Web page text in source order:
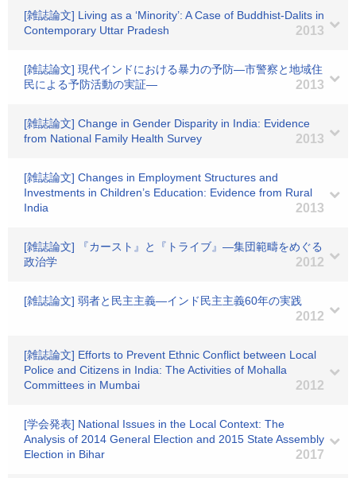
[雑誌論文] Living as a ‘Minority’: A Case of Buddhist-Dalits in
Contemporary Uttar Pradesh
2013
[雑誌論文] 現代インドにおける暴力の予防―市警察と地域住
民による予防活動の実証―
2013
[雑誌論文] Change in Gender Disparity in India: Evidence
from National Family Health Survey
2013
[雑誌論文] Changes in Employment Structures and
Investments in Children’s Education: Evidence from Rural
India
2013
[雑誌論文] 『カースト』と『トライブ』―集団範疇をめぐる
政治学
2012
[雑誌論文] 弱者と民主主義―インド民主主義60年の実践
2012
[雑誌論文] Efforts to Prevent Ethnic Conflict between Local
Police and Citizens in India: The Activities of Mohalla
Committees in Mumbai
2012
[学会発表] National Issues in the Local Context: The
Analysis of 2014 General Election and 2015 State Assembly
Election in Bihar
2017